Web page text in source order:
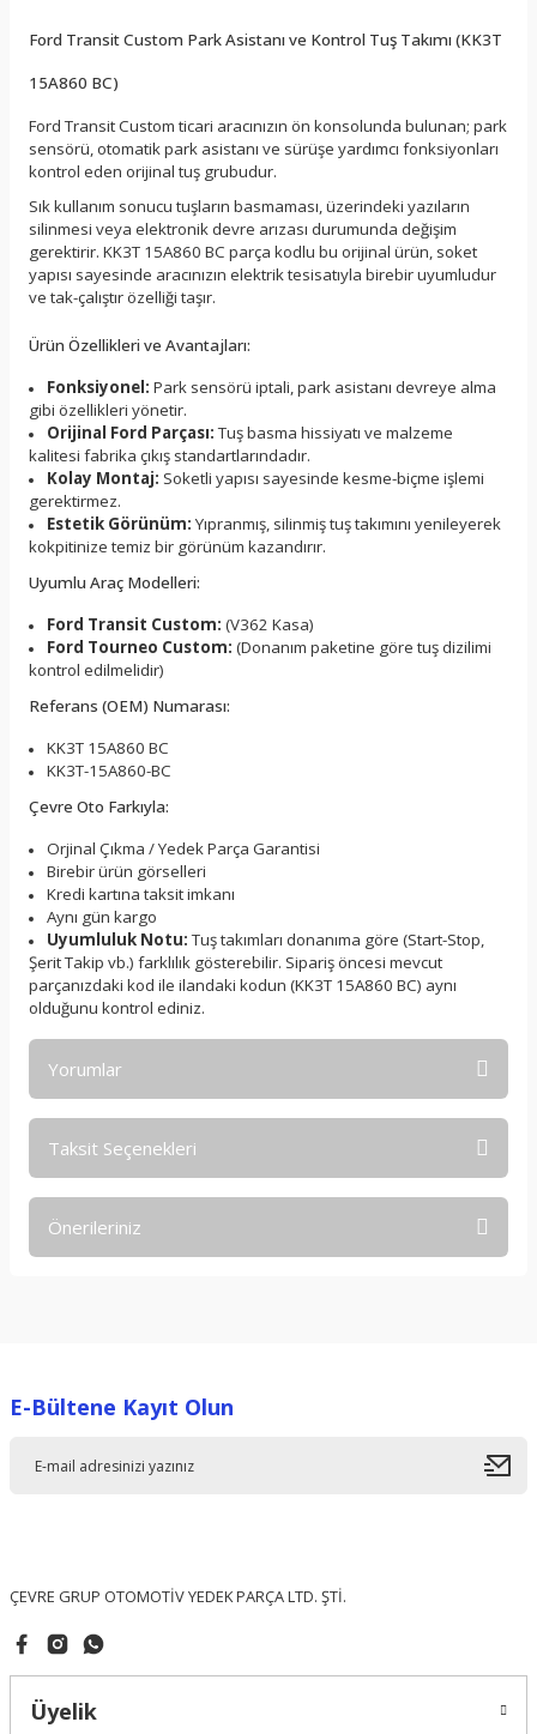
Ford Transit Custom Park Asistanı ve Kontrol Tuş Takımı (KK3T
15A860 BC)
Ford Transit Custom ticari aracınızın ön konsolunda bulunan; park
sensörü, otomatik park asistanı ve sürüşe yardımcı fonksiyonları
kontrol eden orijinal tuş grubudur.
Sık kullanım sonucu tuşların basmaması, üzerindeki yazıların
silinmesi veya elektronik devre arızası durumunda değişim
gerektirir. KK3T 15A860 BC parça kodlu bu orijinal ürün, soket
yapısı sayesinde aracınızın elektrik tesisatıyla birebir uyumludur
ve tak-çalıştır özelliği taşır.
Ürün Özellikleri ve Avantajları:
Fonksiyonel: Park sensörü iptali, park asistanı devreye alma
gibi özellikleri yönetir.
Orijinal Ford Parçası:Tuş basma hissiyatı ve malzeme
kalitesi fabrika çıkış standartlarındadır.
Kolay Montaj: Soketli yapısı sayesinde kesme-biçme işlemi
gerektirmez.
Estetik Görünüm: Yıpranmış, silinmiş tuş takımını yenileyerek
kokpitinize temiz bir görünüm kazandırır.
Uyumlu Araç Modelleri:
Ford Transit Custom: (V362 Kasa)
Ford Tourneo Custom: (Donanım paketine göre tuş dizilimi
kontrol edilmelidir)
Referans (OEM) Numarası:
KK3T 15A860 BC
KK3T-15A860-BC
Çevre Oto Farkıyla:
Orjinal Çıkma / Yedek Parça Garantisi
Birebir ürün görselleri
Kredi kartına taksit imkanı
Aynı gün kargo
Uyumluluk Notu:Tuş takımları donanıma göre (Start-Stop,
Şerit Takip vb.) farklılık gösterebilir. Sipariş öncesi mevcut
parçanızdaki kod ile ilandaki kodun (KK3T 15A860 BC) aynı
olduğunu kontrol ediniz.
Yorumlar
Taksit Seçenekleri
Önerileriniz
Ürün resmi kalitesiz, bozuk veya görüntülenemiyor.
E-Bültene Kayıt Olun
ÇEVRE GRUP OTOMOTİV YEDEK PARÇA LTD. ŞTİ.
Üyelik